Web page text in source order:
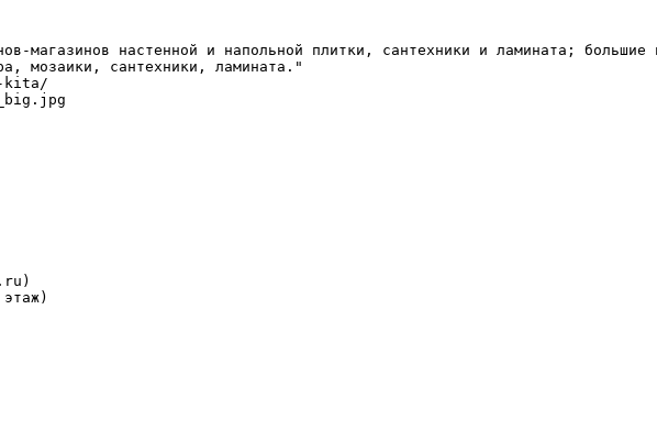
магазинов настенной и напольной плитки, сантехники и ламината;
мозаики, сантехники, ламината."
kita/